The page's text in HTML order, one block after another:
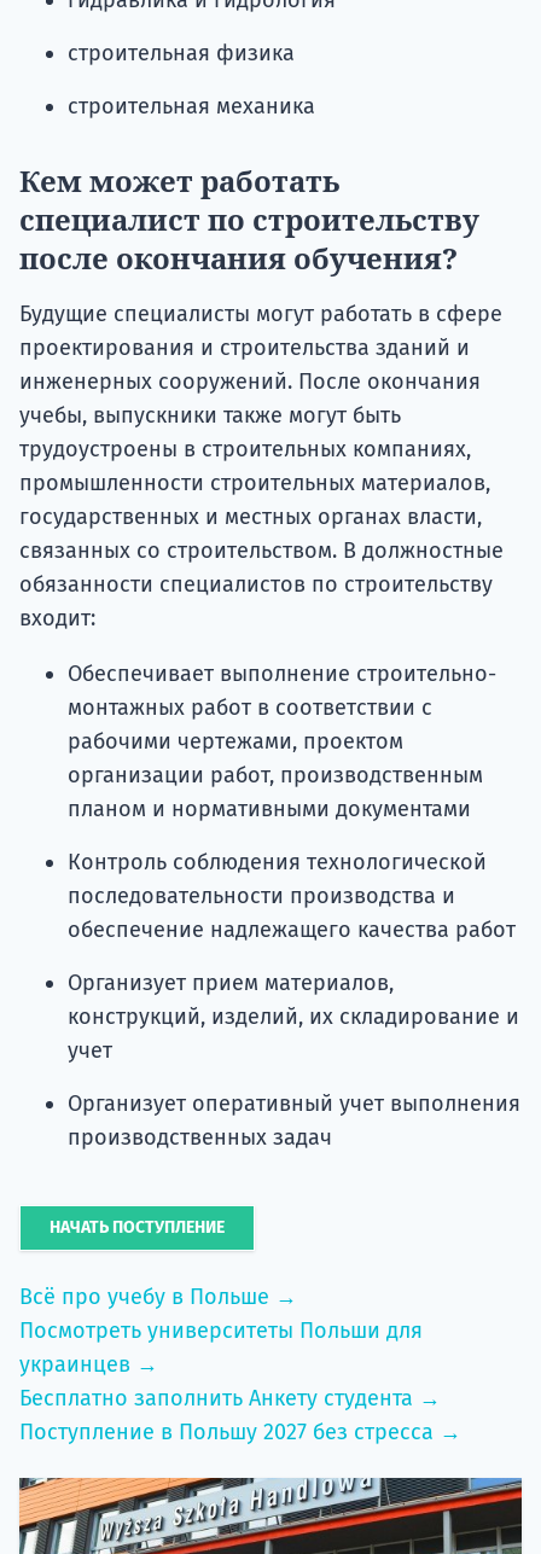
строительная физика
строительная механика
Кем может работать
специалист по строительству
после окончания обучения?
Будущие специалисты могут работать в сфере
проектирования и строительства зданий и
инженерных сооружений. После окончания
учебы, выпускники также могут быть
трудоустроены в строительных компаниях,
промышленности строительных материалов,
государственных и местных органах власти,
связанных со строительством. В должностные
обязанности специалистов по строительству
входит:
Обеспечивает выполнение строительно-
монтажных работ в соответствии с
рабочими чертежами, проектом
организации работ, производственным
планом и нормативными документами
Контроль соблюдения технологической
последовательности производства и
обеспечение надлежащего качества работ
Организует прием материалов,
конструкций, изделий, их складирование и
учет
Организует оперативный учет выполнения
производственных задач
НАЧАТЬ ПОСТУПЛЕНИЕ
Всё про учебу в Польше →
Посмотреть университеты Польши для
украинцев →
Бесплатно заполнить Анкету студента →
Поступление в Польшу 2027 без стресса →